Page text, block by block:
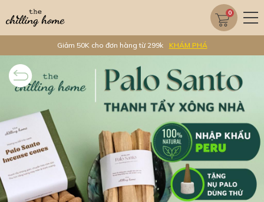
0
Giảm 50K cho đơn hàng từ 299k KHÁM PHÁ